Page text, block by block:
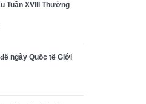
Tuần XVIII Thường
ngày Quốc tế Giới